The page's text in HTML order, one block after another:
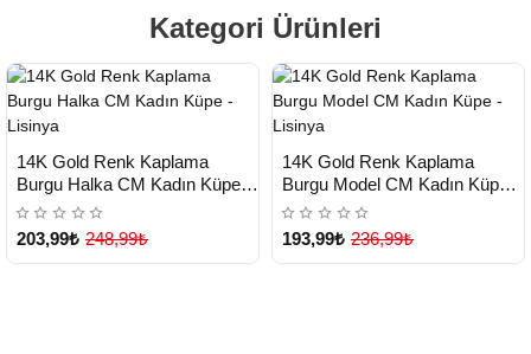
Kategori Ürünleri
TESLİMAT
14K Gold Renk Kaplama
Burgu Halka CM Kadın Küpe -
Lisinya
203,99₺ 248,99₺
TESLİMAT
14K Gold Renk Kaplama
Burgu Model CM Kadın Küpe -
Lisinya
193,99₺ 236,99₺